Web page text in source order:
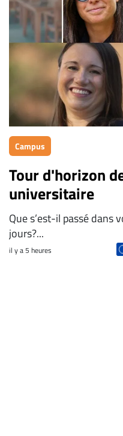
Campus
Tour d'horizon
universitaire
Que s’est-il passé dans
jours?...
il y a 5 heures